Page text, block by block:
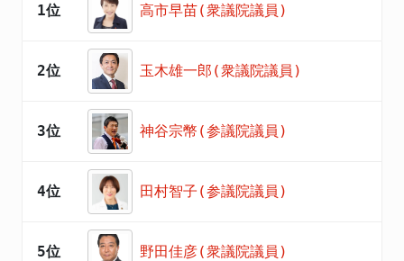
1位 高市早苗(衆議院議員)
2位 玉木雄一郎(衆議院議員)
3位 神谷宗幣(参議院議員)
4位 田村智子(参議院議員)
5位 野田佳彦(衆議院議員)